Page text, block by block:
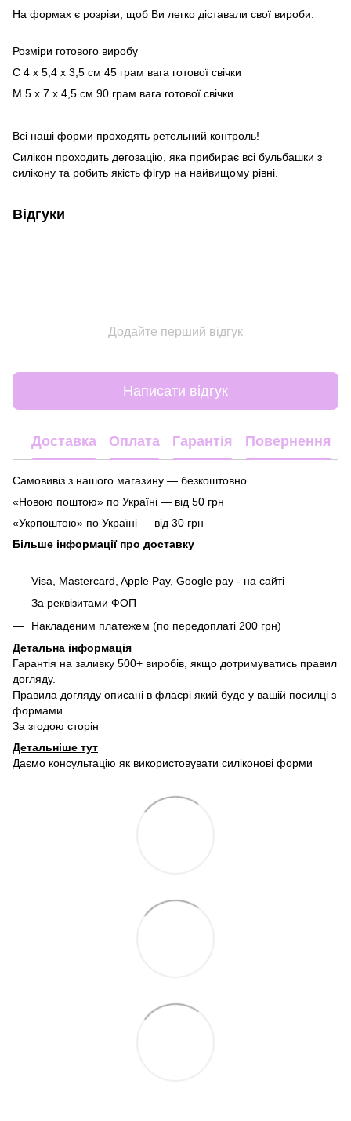
На формах є розрізи, щоб Ви легко діставали свої вироби.
Розміри готового виробу
С 4 x 5,4 x 3,5 см 45 грам вага готової свічки
М 5 x 7 x 4,5 см 90 грам вага готової свічки
Всі наші форми проходять ретельний контроль!
Силікон проходить дегозацію, яка прибирає всі бульбашки з
силікону та робить якість фігур на найвищому рівні.
Відгуки
Додайте перший відгук
Написати відгук
Доставка Оплата Гарантія Повернення
Самовивіз з нашого магазину — безкоштовно
«Новою поштою» по Україні — від 50 грн
«Укрпоштою» по Україні — від 30 грн
Більше інформації про доставку
Visa, Mastercard, Apple Pay, Google pay - на сайті
За реквізитами ФОП
Накладеним платежем (по передоплаті 200 грн)
Детальна інформація
Гарантія на заливку 500+ виробів, якщо дотримуватись правил
догляду.
Правила догляду описані в флаєрі який буде у вашій посилці з
формами.
За згодою сторін
Детальніше тут
Даємо консультацію як використовувати силіконові форми